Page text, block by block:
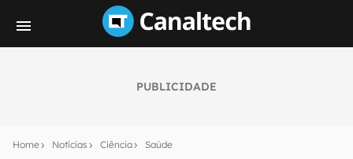
PUBLICIDADE
Home Notícias Ciência Saúde
notícias e reviews sobre tecnologia em primeira